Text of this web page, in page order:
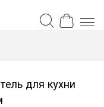
для кухни